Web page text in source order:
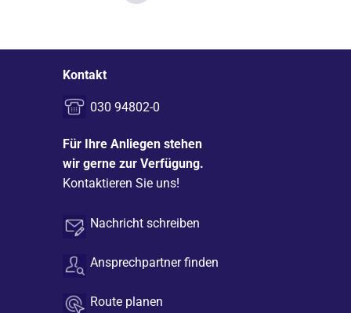
Kontakt
030 94802-0
Für Ihre Anliegen stehen
wir gerne zur Verfügung.
Kontaktieren Sie uns!
Nachricht schreiben
Ansprechpartner finden
Route planen